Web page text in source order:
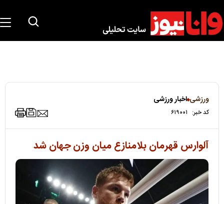
ورزشی اخبار ورزشی
کد خبر: ۶۱۹۰۰۱
آلوارس قهرمان بلامنازع میان وزن جهان شد